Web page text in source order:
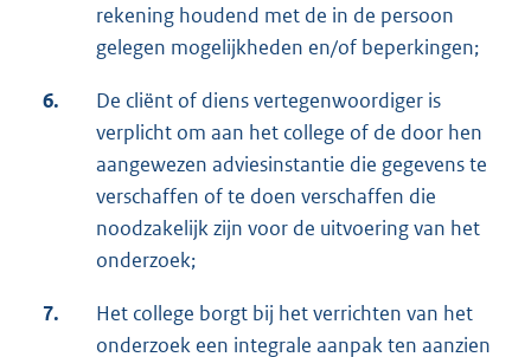
rekening houdend met de in de persoon
gelegen mogelijkheden en/of beperkingen;
6.
De cliënt of diens vertegenwoordiger is
verplicht om aan het college of de door hen
aangewezen adviesinstantie die gegevens te
verschaffen of te doen verschaffen die
noodzakelijk zijn voor de uitvoering van het
onderzoek;
7.
Het college borgt bij het verrichten van het
onderzoek een integrale aanpak ten aanzien